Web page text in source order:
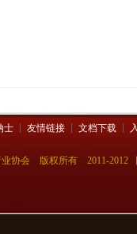
士 友情链接 文档下载
业协会 版权所有 2011-2012